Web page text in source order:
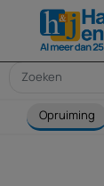
Opruiming